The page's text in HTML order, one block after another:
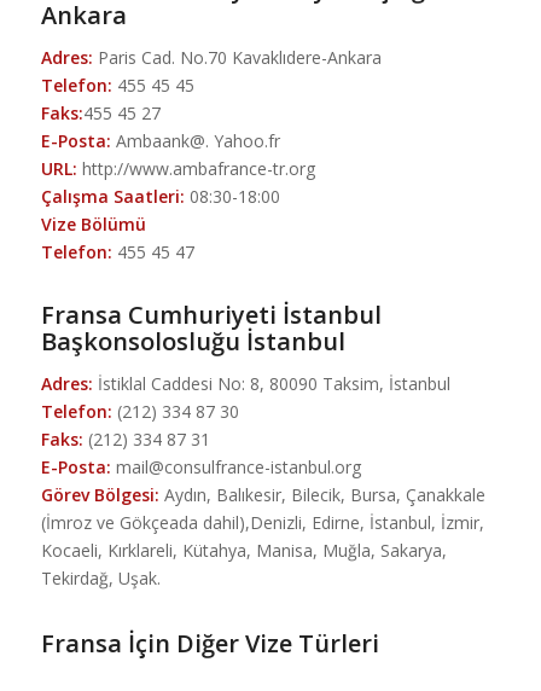
Ankara
Adres: Paris Cad. No.70 Kavaklıdere-Ankara
Telefon: 455 45 45
Faks:455 45 27
E-Posta: Ambaank@. Yahoo.fr
URL: http://www.ambafrance-tr.org
Çalışma Saatleri: 08:30-18:00
Vize Bölümü
Telefon: 455 45 47
Fransa Cumhuriyeti İstanbul
Başkonsolosluğu İstanbul
Adres: İstiklal Caddesi No: 8, 80090 Taksim, İstanbul
Telefon: (212) 334 87 30
Faks: (212) 334 87 31
E-Posta: mail@consulfrance-istanbul.org
Görev Bölgesi: Aydın, Balıkesir, Bilecik, Bursa, Çanakkale
(İmroz ve Gökçeada dahil),Denizli, Edirne, İstanbul, İzmir,
Kocaeli, Kırklareli, Kütahya, Manisa, Muğla, Sakarya,
Tekirdağ, Uşak.
Fransa İçin Diğer Vize Türleri